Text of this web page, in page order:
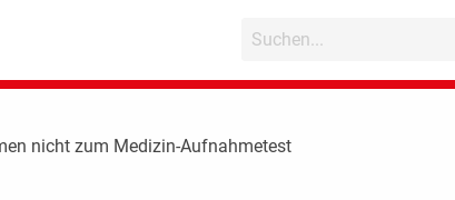
nicht zum Medizin-Aufnahmetest